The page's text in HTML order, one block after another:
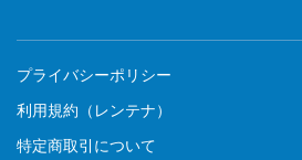
プライバシーポリシー
利用規約（レンテナ）
特定商取引について